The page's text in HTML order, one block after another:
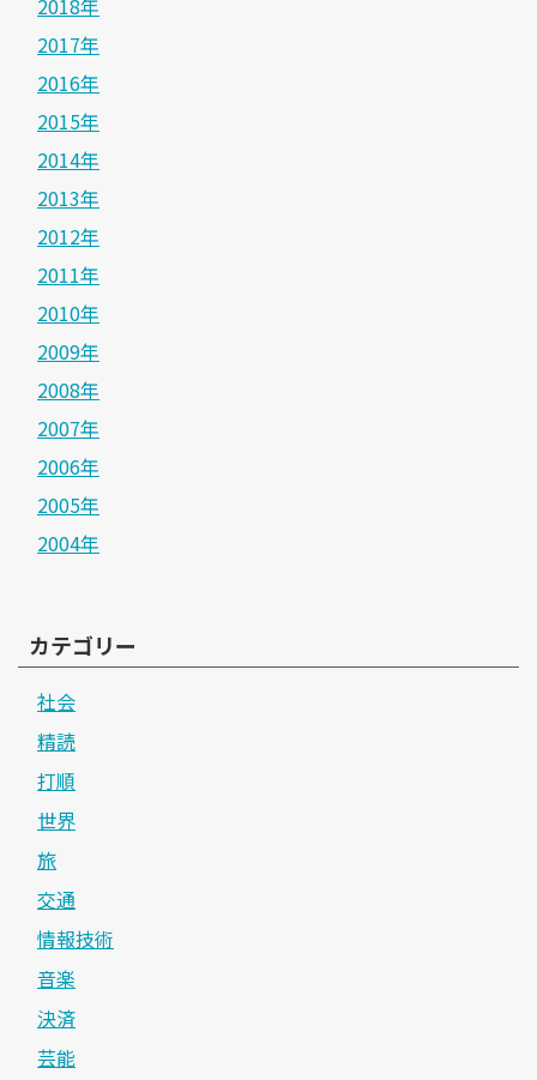
2018年
2017年
2016年
2015年
2014年
2013年
2012年
2011年
2010年
2009年
2008年
2007年
2006年
2005年
2004年
カテゴリー
社会
精読
打順
世界
旅
交通
情報技術
音楽
決済
芸能